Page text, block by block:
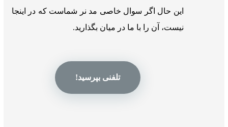
این حال اگر سوال خاصی مد نر شماست که در اینجا
نیست، آن را با ما در میان بگذارید.
تلفنی بپرسید!